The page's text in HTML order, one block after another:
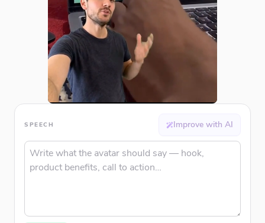
SPEECH Improve with AI